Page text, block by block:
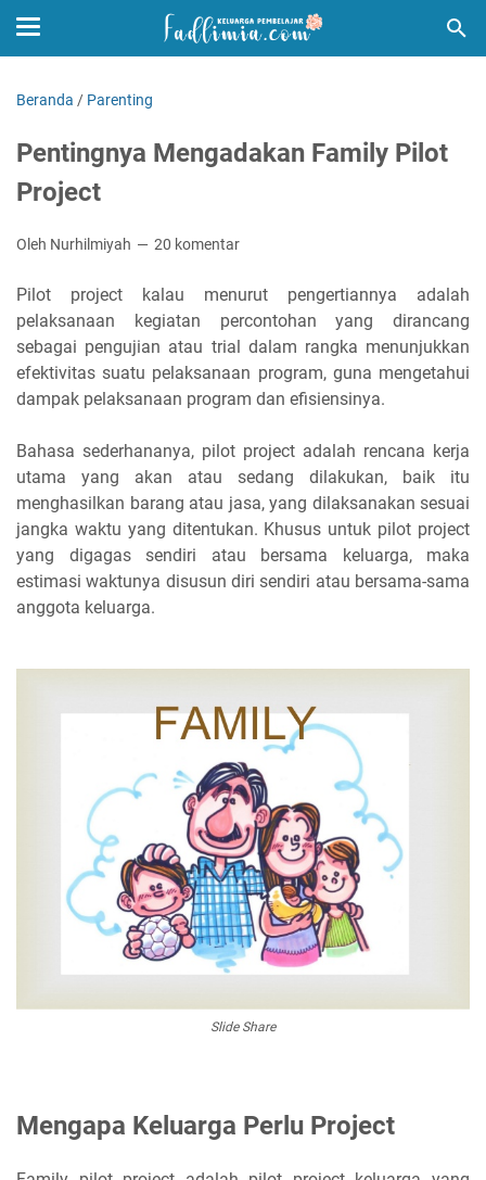
Beranda / Parenting
Pentingnya Mengadakan Family Pilot
Project
Oleh Nurhilmiyah 20 komentar
Pilot project kalau menurut pengertiannya adalah
pelaksanaan kegiatan percontohan yang dirancang
sebagai pengujian atau trial dalam rangka menunjukkan
efektivitas suatu pelaksanaan program, guna mengetahui
dampak pelaksanaan program dan efisiensinya.
Bahasa sederhananya, pilot project adalah rencana kerja
utama yang akan atau sedang dilakukan, baik itu
menghasilkan barang atau jasa, yang dilaksanakan sesuai
jangka waktu yang ditentukan. Khusus untuk pilot project
yang digagas sendiri atau bersama keluarga, maka
estimasi waktunya disusun diri sendiri atau bersama-sama
anggota keluarga.
Slide Share
Mengapa Keluarga Perlu Project